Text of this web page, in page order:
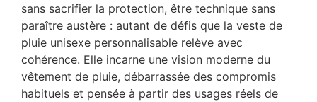
sans sacrifier la protection, être technique sans
paraître austère : autant de défis que la veste de
pluie unisexe personnalisable relève avec
cohérence. Elle incarne une vision moderne du
vêtement de pluie, débarrassée des compromis
habituels et pensée à partir des usages réels de